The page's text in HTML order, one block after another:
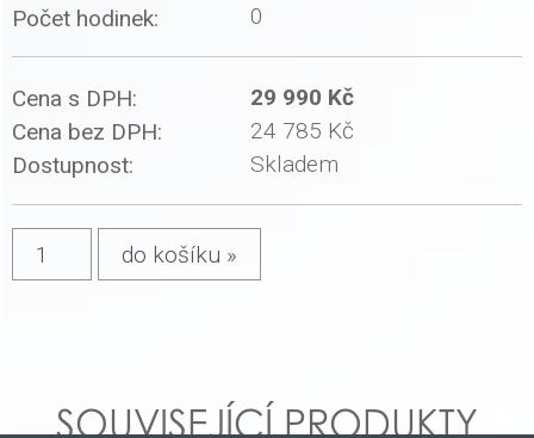
Počet hodinek:
0
Cena s DPH:
29 990 Kč
Cena bez DPH:
24 785 Kč
Dostupnost:
Skladem
SOUVISEJÍCÍ PRODUKTY